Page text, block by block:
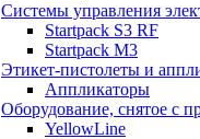
Системы управления
Startpack S3 RF
Startpack M3
Этикет-пистолеты и
Аппликаторы
Оборудование, снятое с
YellowLine